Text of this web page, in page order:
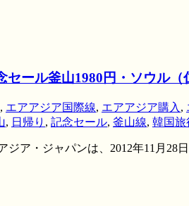
ール釜山1980円・ソウル
, エアアジア国際線, エアアジア購入 ,
, 日帰り , 記念セール, 釜山線, 韓国旅
ア・ジャパンは、2012年11月28